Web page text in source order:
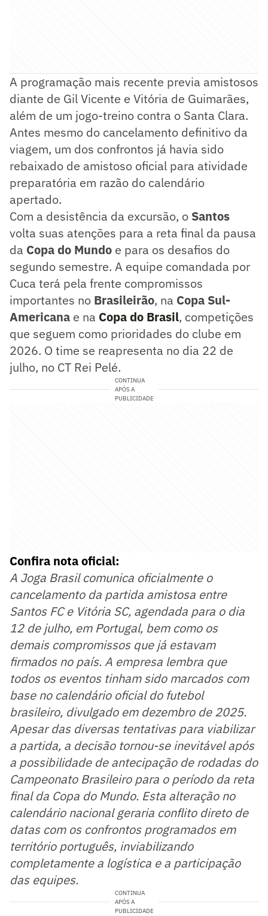
A programação mais recente previa amistosos
diante de Gil Vicente e Vitória de Guimarães,
além de um jogo-treino contra o Santa Clara.
Antes mesmo do cancelamento definitivo da
viagem, um dos confrontos já havia sido
rebaixado de amistoso oficial para atividade
preparatória em razão do calendário
apertado.
Com a desistência da excursão, o Santos
volta suas atenções para a reta final da pausa
da Copa do Mundo e para os desafios do
segundo semestre. A equipe comandada por
Cuca terá pela frente compromissos
importantes no Brasileirão, na Copa Sul-
Americana e na Copa do Brasil, competições
que seguem como prioridades do clube em
2026. O time se reapresenta no dia 22 de
julho, no CT Rei Pelé.
CONTINUA
APÓS A
PUBLICIDADE
Confira nota oficial:
A Joga Brasil comunica oficialmente o
cancelamento da partida amistosa entre
Santos FC e Vitória SC, agendada para o dia
12 de julho, em Portugal, bem como os
demais compromissos que já estavam
firmados no país. A empresa lembra que
todos os eventos tinham sido marcados com
base no calendário oficial do futebol
brasileiro, divulgado em dezembro de 2025.
Apesar das diversas tentativas para viabilizar
a partida, a decisão tornou-se inevitável após
a possibilidade de antecipação de rodadas do
Campeonato Brasileiro para o período da reta
final da Copa do Mundo. Esta alteração no
calendário nacional geraria conflito direto de
datas com os confrontos programados em
território português, inviabilizando
completamente a logística e a participação
das equipes.
CONTINUA
APÓS A
PUBLICIDADE